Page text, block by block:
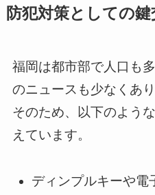
防犯対策としての
福岡は都市部で人口も
のニュースも少なくあり
そのため、以下のよう
えています。
ディンプルキーや電